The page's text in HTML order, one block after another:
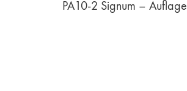
PA10-2 Signum – Auflage